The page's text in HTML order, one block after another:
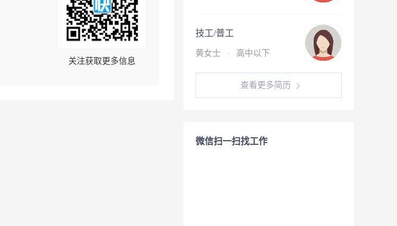
关注获取更多信息
技工/普工
黄女士 · 高中以下
查看更多简历
微信扫一扫找工作